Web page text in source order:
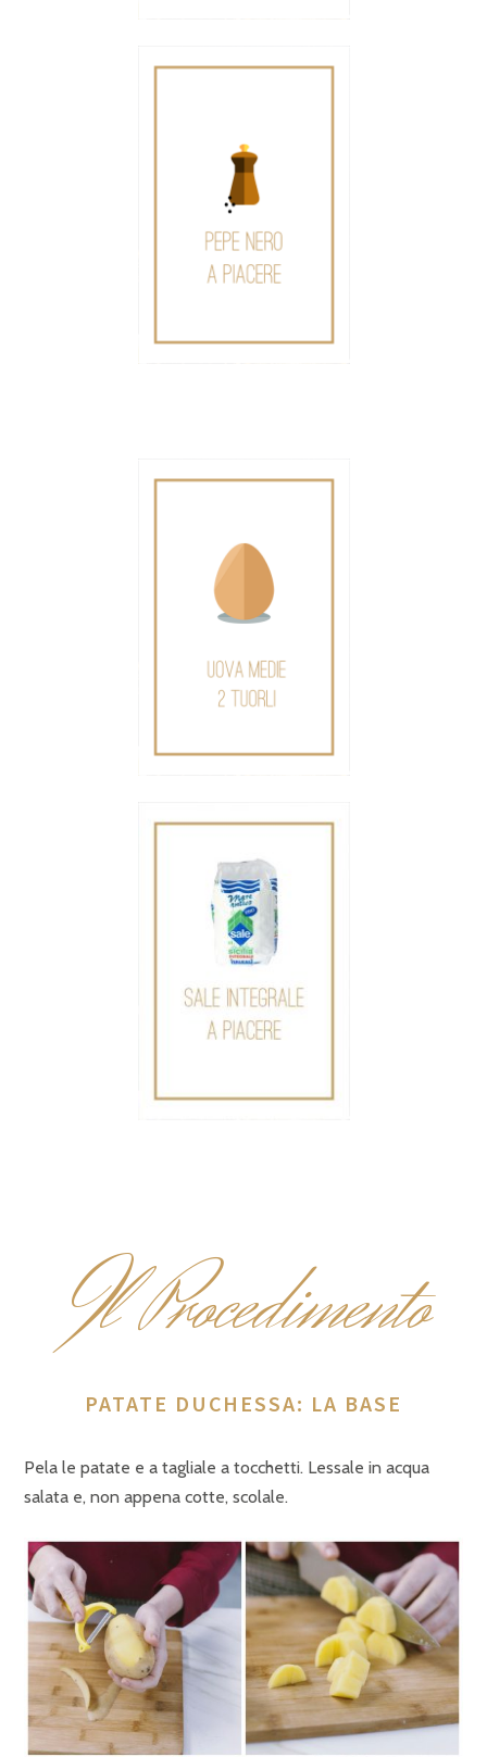
I
l Procedimento
PATATE DUCHESSA: LA BASE
Pela le patate e a tagliale a tocchetti. Lessale in acqua
salata e, non appena cotte, scolale.